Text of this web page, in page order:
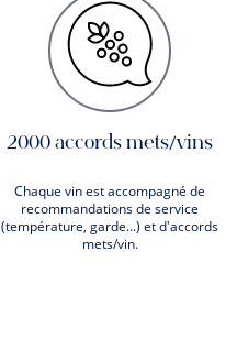
2000 accords mets/vins
Chaque vin est accompagné de
recommandations de service
(température, garde...) et d'accords
mets/vin.